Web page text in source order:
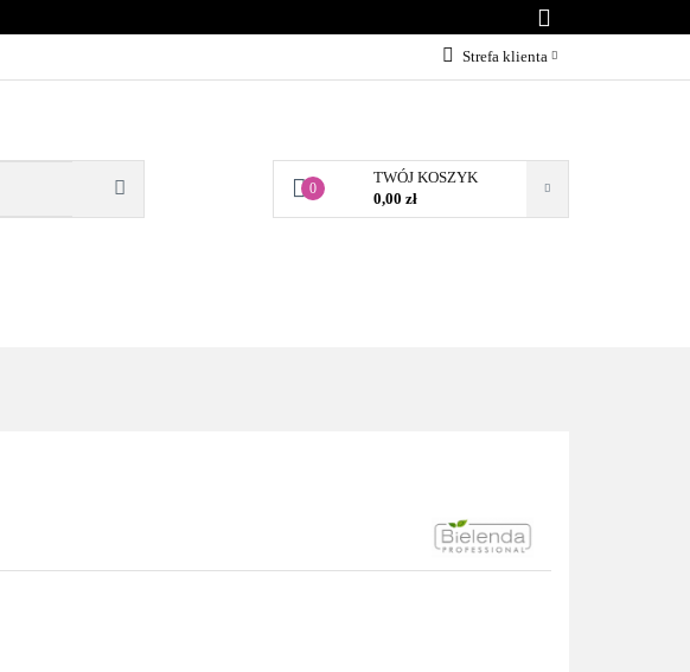
Strefa klienta
Dodaj zgłoszenie
Zgody cookies
0
TWÓJ KOSZYK
0,00 zł